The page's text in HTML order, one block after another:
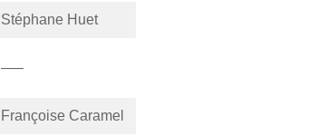
Stéphane Huet
—–
Françoise Caramel